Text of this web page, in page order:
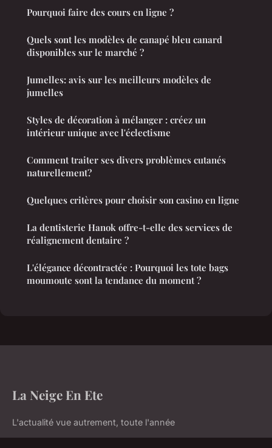
Pourquoi faire des cours en ligne ?
Quels sont les modèles de canapé bleu canard
disponibles sur le marché ?
Jumelles: avis sur les meilleurs modèles de
jumelles
Styles de décoration à mélanger : créez un
intérieur unique avec l'éclectisme
Comment traiter ses divers problèmes cutanés
naturellement?
Quelques critères pour choisir son casino en ligne
La dentisterie Hanok offre-t-elle des services de
réalignement dentaire ?
L'élégance décontractée : Pourquoi les tote bags
moumoute sont la tendance du moment ?
La Neige En Ete
L'actualité vue autrement, toute l'année